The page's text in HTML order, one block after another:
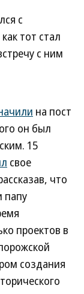
с
тот стал
с ним
на пост
он был
15
свое
что
папу
проектов в
создания